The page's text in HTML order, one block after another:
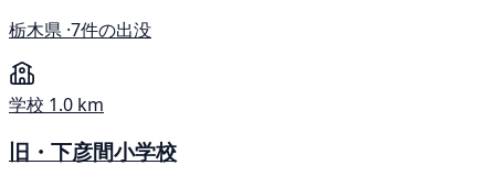
栃木県 ·7件の出没
学校 1.0 km
旧・下彦間小学校